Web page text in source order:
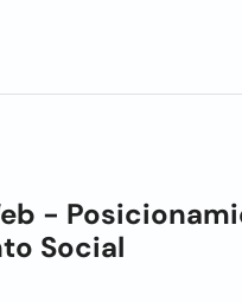
-
Social